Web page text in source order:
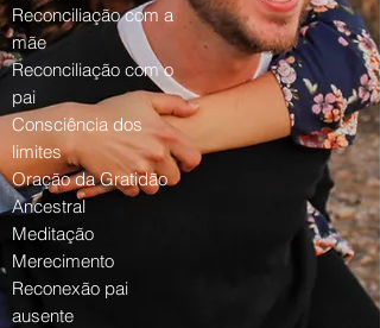
Reconciliação com a
mãe
Reconciliação com o
pai
Consciência dos
limites
Oração da Gratidão
Ancestral
Meditação
Merecimento
Reconexão pai
ausente